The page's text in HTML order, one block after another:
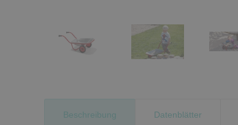
Beschreibung Datenblätter